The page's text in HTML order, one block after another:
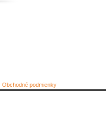
Obchodné podmienky